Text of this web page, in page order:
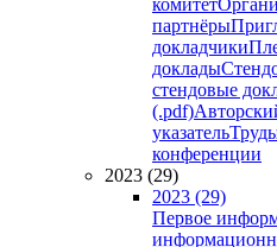
комитет
партнёры
докладчики
доклады
стендовые
(.pdf)
указатель
конференции
2023 (29)
2023 (29)
Первое